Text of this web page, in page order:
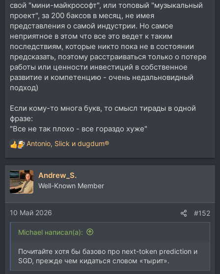
свой "мини-майкрософт", или топовый "музыкальный
проект", за 200 баксов в месяц, не имея
представления о самой индустрии. Но самое
неприятное в этом что все это ведет к таким
последствиям, которые никто пока не в состоянии
предсказать, поэтому расстраиваться только о потере
работы или ценности инвестиций в собственное
развитие и компетенцию - очень недальновидный
подход)
Если кому-то многа букв, то смысл тирады в одной
фразе:
"Все не так плохо - все гораздо хуже"
Р
е
а
к
ц
и
и
:
Antonio, Slick и dugdum®
Andrew_S.
Well-Known Member
10 Май 2026 #152
Michael написал(а):
Почитайте хотя бы базово про next-token prediction и
SGD, прежде чем кидаться словом «тырит».